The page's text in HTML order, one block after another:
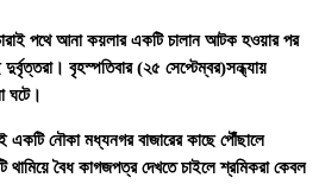
পথে আনা কয়লার একটি চালান আটক হওয়ার পর
দুর্বৃত্তরা। বৃহস্পতিবার (২৫ সেপ্টেম্বর)সন্ধ্যায়
ঘটে।
একটি নৌকা মধ্যনগর বাজারের কাছে পৌঁছালে
থামিয়ে বৈধ কাগজপত্র দেখতে চাইলে শ্রমিকরা কেবল